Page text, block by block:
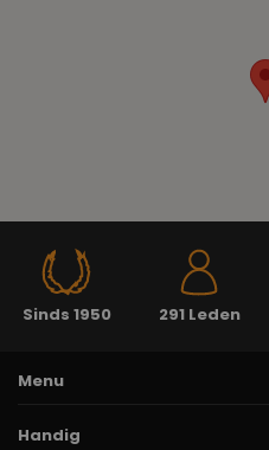
Sinds 1950 291 Leden
Menu
Handig